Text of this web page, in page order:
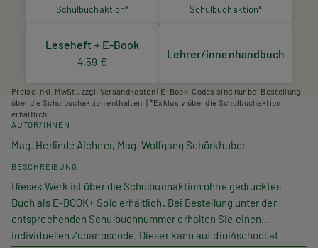
Schulbuchaktion* Schulbuchaktion*
Leseheft + E-Book
4,59 €
Lehrer/innenhandbuch
Preise inkl. MwSt., zzgl. Versandkosten | E-Book-Codes sind nur bei Bestellung
über die Schulbuchaktion enthalten. | *Exklusiv über die Schulbuchaktion
erhältlich.
AUTOR/INNEN
Mag. Herlinde Aichner, Mag. Wolfgang Schörkhuber
BESCHREIBUNG
Dieses Werk ist über die Schulbuchaktion ohne gedrucktes
Buch als E-BOOK+ Solo erhältlich. Bei Bestellung unter der
entsprechenden Schulbuchnummer erhalten Sie einen
individuellen Zugangscode. Dieser kann auf digi4school.at